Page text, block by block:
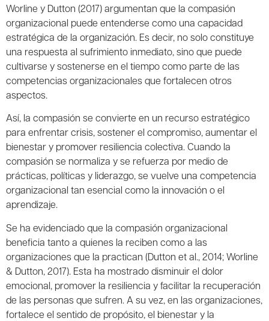
Worline y Dutton (2017) argumentan que la compasión
organizacional puede entenderse como una capacidad
estratégica de la organización. Es decir, no solo constituye
una respuesta al sufrimiento inmediato, sino que puede
cultivarse y sostenerse en el tiempo como parte de las
competencias organizacionales que fortalecen otros
aspectos.
Así, la compasión se convierte en un recurso estratégico
para enfrentar crisis, sostener el compromiso, aumentar el
bienestar y promover resiliencia colectiva. Cuando la
compasión se normaliza y se refuerza por medio de
prácticas, políticas y liderazgo, se vuelve una competencia
organizacional tan esencial como la innovación o el
aprendizaje.
Se ha evidenciado que la compasión organizacional
beneficia tanto a quienes la reciben como a las
organizaciones que la practican (Dutton et al., 2014; Worline
& Dutton, 2017). Esta ha mostrado disminuir el dolor
emocional, promover la resiliencia y facilitar la recuperación
de las personas que sufren. A su vez, en las organizaciones,
fortalece el sentido de propósito, el bienestar y la